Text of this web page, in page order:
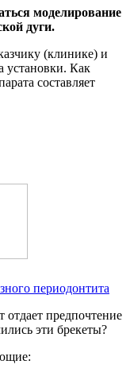
моделирование
дуги.
(клинике) и
установки. Как
составляет
периодонтита
предпочтение
эти брекеты?